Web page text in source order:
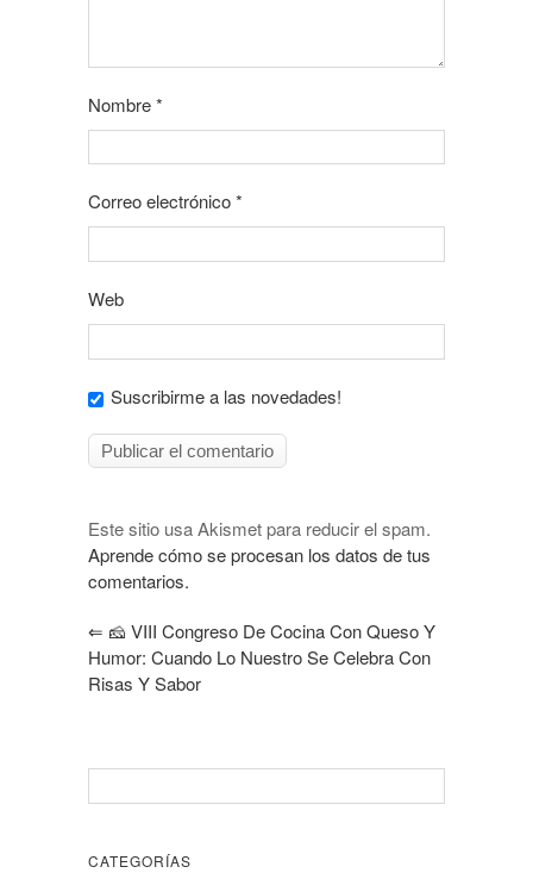
Nombre*
Correo electrónico*
Web
Suscribirme a las novedades!
Este sitio usa Akismet para reducir el spam.
Aprende cómo se procesan los datos de tus
comentarios.
⇐ 🧀 VIII Congreso De Cocina Con Queso Y
Humor: Cuando Lo Nuestro Se Celebra Con
Risas Y Sabor
CATEGORÍAS